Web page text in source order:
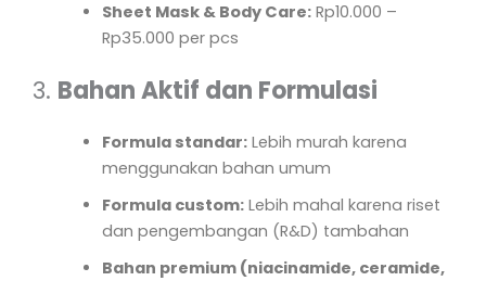
Sheet Mask & Body Care:Rp10.000 –
Rp35.000 per pcs
3. Bahan Aktif dan Formulasi
Formula standar:Lebih murah karena
menggunakan bahan umum
Formula custom:Lebih mahal karena riset
dan pengembangan (R&D) tambahan
Bahan premium (niacinamide, ceramide,